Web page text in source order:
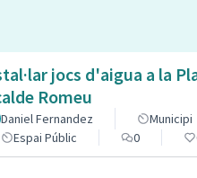
jocs d'aigua a la
Romeu
Daniel Fernandez
Municipi
Espai Públic
0